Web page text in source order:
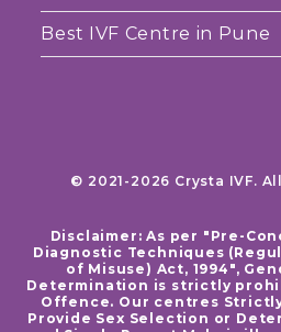
Best IVF Centre in Pune
© 2021-2026 Crysta IVF.
Disclaimer: As per "Pre-
Diagnostic Techniques
of Misuse) Act, 1994",
Determination is strictly
Offence. Our centres
Provide Sex Selection or